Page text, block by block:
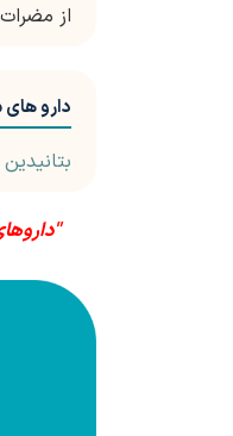
از
دارو
بتانیدین